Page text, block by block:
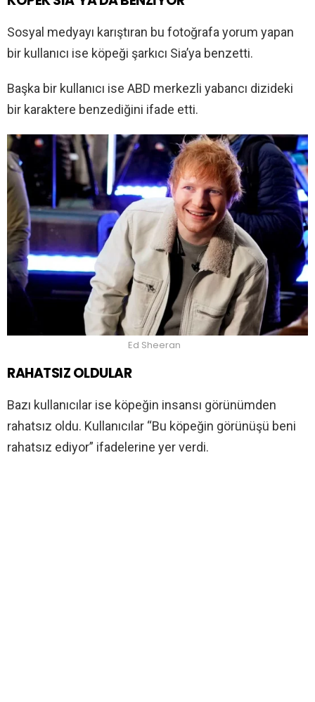
Sosyal medyayı karıştıran bu fotoğrafa yorum yapan
bir kullanıcı ise köpeği şarkıcı Sia’ya benzetti.
Başka bir kullanıcı ise ABD merkezli yabancı dizideki
bir karaktere benzediğini ifade etti.
Ed Sheeran
RAHATSIZ OLDULAR
Bazı kullanıcılar ise köpeğin insansı görünümden
rahatsız oldu. Kullanıcılar “Bu köpeğin görünüşü beni
rahatsız ediyor” ifadelerine yer verdi.